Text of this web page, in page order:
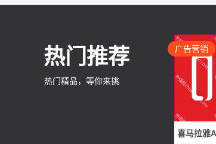
广东布拉泽尔环保科技有限公司需求电梯广告
二道区鸿太法律咨询服务中心需求 APP开机屏广告
移动广告
机场广告
广告
热门推荐
热门精品，等你来挑
广告营销